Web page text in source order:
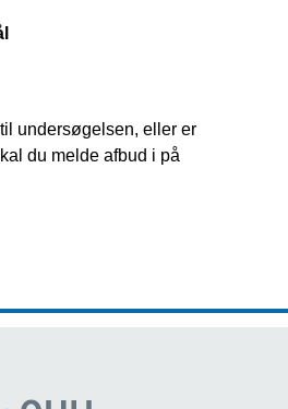
undersøgelsen, eller er
du melde afbud i på